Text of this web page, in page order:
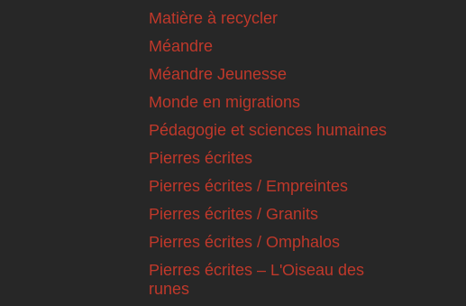
Matière à recycler
Méandre
Méandre Jeunesse
Monde en migrations
Pédagogie et sciences humaines
Pierres écrites
Pierres écrites / Empreintes
Pierres écrites / Granits
Pierres écrites / Omphalos
Pierres écrites – L'Oiseau des
runes